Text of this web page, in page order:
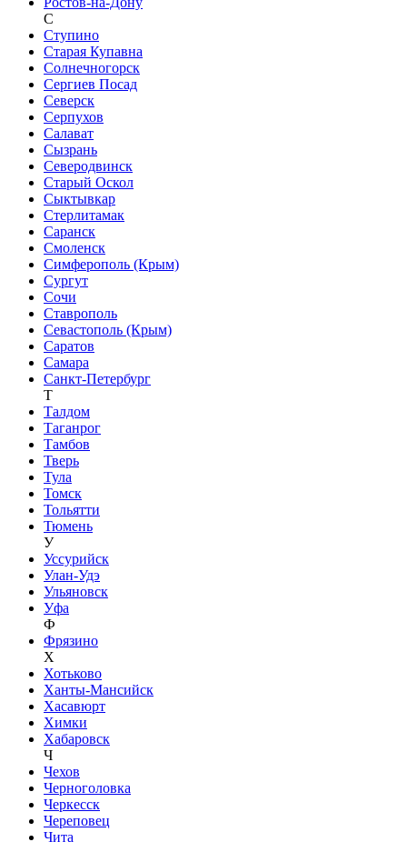
С
Ступино
Старая Купавна
Солнечногорск
Сергиев Посад
Северск
Серпухов
Салават
Сызрань
Северодвинск
Старый Оскол
Сыктывкар
Стерлитамак
Саранск
Смоленск
Симферополь (Крым)
Сургут
Сочи
Ставрополь
Севастополь (Крым)
Саратов
Самара
Санкт-Петербург
Т
Талдом
Таганрог
Тамбов
Тверь
Тула
Томск
Тольятти
Тюмень
У
Уссурийск
Улан-Удэ
Ульяновск
Уфа
Ф
Фрязино
Х
Хотьково
Ханты-Мансийск
Хасавюрт
Химки
Хабаровск
Ч
Чехов
Черноголовка
Черкесск
Череповец
Чита